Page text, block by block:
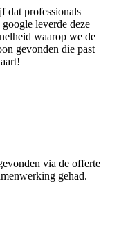
dat professionals
leverde deze
waarop we de
gevonden die past
via de offerte
gehad.